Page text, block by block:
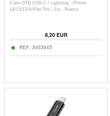
Cabo OTB USB-C / Lightning - iPhone
14/13/12/X/iPad Pro - 1m - Branco
8,20EUR
REF: 3003945